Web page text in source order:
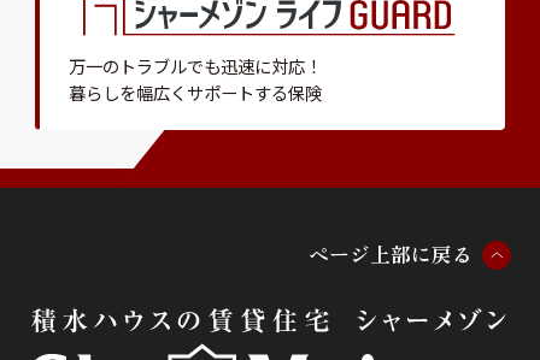
万一のトラブルでも迅速に対応！
暮らしを幅広くサポートする保険
ページ 上部に戻る